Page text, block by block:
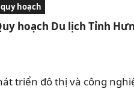
hoạch
hoạch Du lịch Tỉnh
triển đô thị và công